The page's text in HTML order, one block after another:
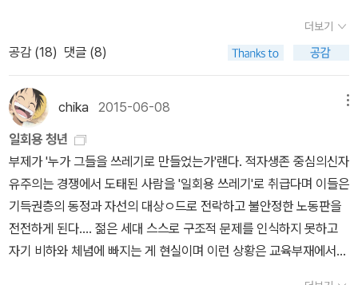
노동자 파업을 형법상 업무방해죄로 처벌하는 국가는 한국이 거의 유
일하다고... 이런 걸로 only는 하지 말았으면 좋겠다. 제발이지...영
국, 독일, 프랑스 등 서구 선진국은 노동 교육을 학교 정규 교과과정으
로 편성하여, 어린이들이 일찍부터 노동자로서의 정체성과 권리를 체
험하도록 하고 있다. 교육 내용은 자유, 평등 같은 추상적인 개념부터
노동조합 만들기, 근로계약서 쓰기, 노사 합의 같은 실질적인 부분까
지 모두 포함한다. -105쪽 이런 교육이 우리에게 절실하게 필요하다.
오늘 내년도에 있을 자유학기제에 대비한 교육과정 편성에 대한 임시
회의가 있었다. 특히 집중이수제로 1학년에 몰빵시킨 사회과 문제가
심각하다는 이야기가 나왔는데, 그 무엇보다도 선행해서 노동교육을
해야 한다. 노동자가 대다수인 사회에서 노동자를 이토록 불행하게
'흑집사'(영화 곧 개봉한다고!!)2015년 올해의 오리지널 '밤을 걷는
선비' (드라마의 용두사미란! 이준기가 불쌍...)2015년 올해의 안습
'베르사유의 장미 에피소드1'(추억이라도 간직하게 후속작은 안 냈으
면...)2015년 올해의 사랑 '그래도 다정한 사랑을 한다' (요네다 코우
에게 빠지다!) 2015년 올해의 센스 '폭설'(작가의 실제 경험이라고!)
2015년 올해의 그때 그 시절 '얼음 땡!' (강풀 작가는 확실한 이야기
주머니를 갖고 있다!)2015년 올해의 그림책 시리즈 '병만이와 동만
이 그리고 만만이' (이보다 좋은 '읽기' 책은 없다!)2015년 올해의 상
상력 '수박 수영장' (내년 여름도 기다리겠어요!)2015년 올해의 가족
'뺑덕' (심청도 아니고 뺑덕 어미도 아니고 바로 그 아들이 주인공!)2
015년 올해의 인과응보 '노잣돈 갚기 프로젝트' (이런 저승사자를 기
다린다!)2015년 올해의 글없는 글 '먼지 아이' (아무 말 없이 이토록
더보기
공감 (18) 댓글 (8)
chika 2015-06-08
일회용 청년
부제가 '누가 그들을 쓰레기로 만들었는가'랜다. 적자생존 중심의신자
유주의는 경쟁에서 도태된 사람을 '일회용 쓰레기'로 취급다며 이들은
기득권층의 동정과 자선의 대상ㅇ드로 전락하고 불안정한 노동판을
전전하게 된다.... 젊은 세대 스스로 구조적 문제를 인식하지 못하고
자기 비하와 체념에 빠지는 게 현실이며 이런 상황은 교육부재에서